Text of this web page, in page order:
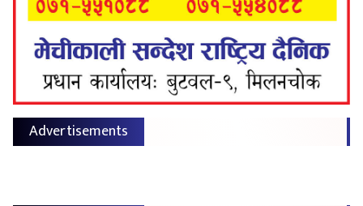
Advertisements